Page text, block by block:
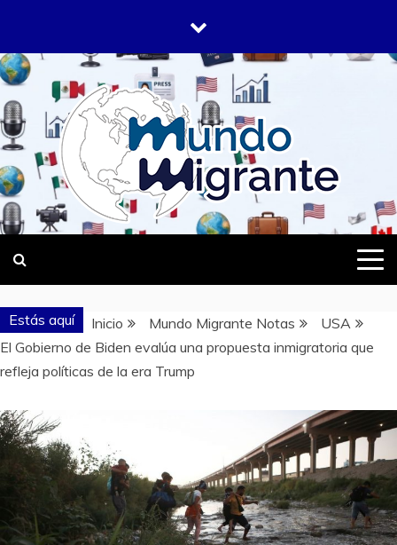
contenido
MUNDO
MIGRANTE
DONDE TODOS SOMOS MIGRANTES
Estás aquí Inicio Mundo Migrante Notas
USA
El Gobierno de Biden evalúa una propuesta inmigratoria que
refleja políticas de la era Trump